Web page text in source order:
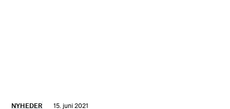
NYHEDER 15. juni 2021